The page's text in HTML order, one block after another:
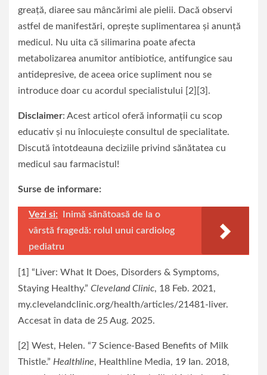
greață, diaree sau mâncărimi ale pielii. Dacă observi
astfel de manifestări, oprește suplimentarea și anunță
medicul. Nu uita că silimarina poate afecta
metabolizarea anumitor antibiotice, antifungice sau
antidepresive, de aceea orice supliment nou se
introduce doar cu acordul specialistului [2][3].
Disclaimer: Acest articol oferă informații cu scop
educativ și nu înlocuiește consultul de specialitate.
Discută întotdeauna deciziile privind sănătatea cu
medicul sau farmacistul!
Surse de informare:
Vezi si:
Inimă sănătoasă de la o
vârstă fragedă: rolul unui cardiolog
pediatru
[1] “Liver: What It Does, Disorders & Symptoms,
Staying Healthy.” Cleveland Clinic, 18 Feb. 2021,
my.clevelandclinic.org/health/articles/21481-liver.
Accesat în data de 25 Aug. 2025.
‌[2] West, Helen. “7 Science-Based Benefits of Milk
Thistle.” Healthline, Healthline Media, 19 Ian. 2018,